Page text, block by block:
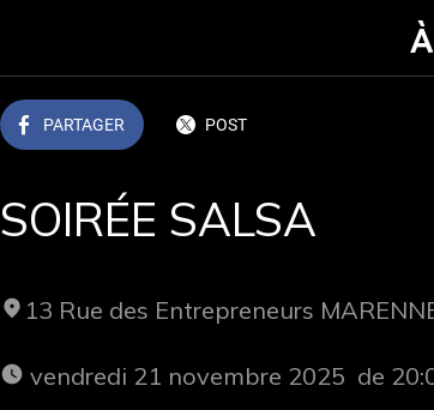
PARTAGER POST
SOIRÉE SALSA
13 Rue des Entrepreneurs
vendredi 21 novembre 2025  de